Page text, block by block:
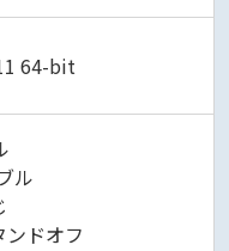
64-bit
ル
ドオフ